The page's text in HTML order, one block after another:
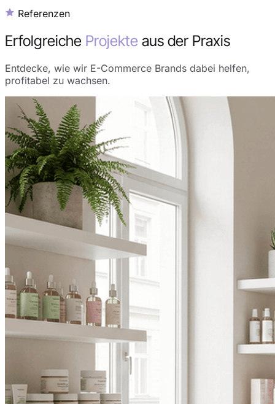
Referenzen
Erfolgreiche Projekte aus der Praxis
Entdecke, wie wir E-Commerce Brands dabei helfen,
profitabel zu wachsen.